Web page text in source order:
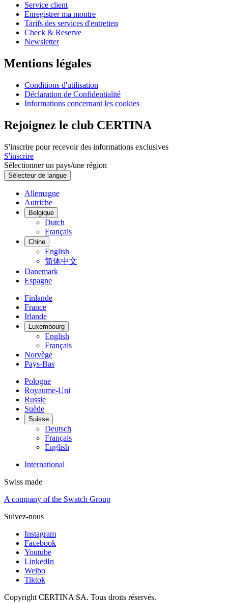
Service client
Enregistrer ma montre
Tarifs des services d'entretien
Check & Reserve
Newsletter
Mentions légales
Conditions d'utilisation
Déclaration de Confidentialité
Informations concernant les cookies
Rejoignez le club CERTINA
S'inscrire pour recevoir des informations exclusives
S'inscrire
Sélectionner un pays/une région
Sélecteur de langue
Allemagne
Autriche
Belgique
Dutch
Français
Chine
English
简体中文
Danemark
Espagne
Finlande
France
Irlande
Luxembourg
English
Français
Norvège
Pays-Bas
Pologne
Royaume-Uni
Russie
Suède
Suisse
Deutsch
Français
English
International
Swiss made
A company of the Swatch Group
Suivez-nous
Instagram
Facebook
Youtube
LinkedIn
Weibo
Tiktok
Copyright CERTINA SA. Tous droits réservés.